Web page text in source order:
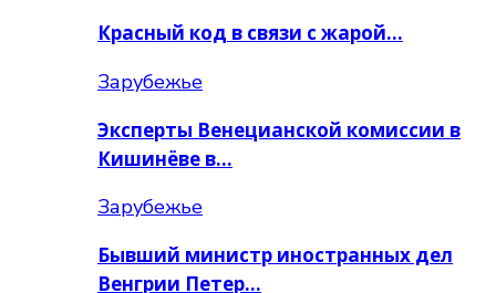
Красный код в связи с жарой…
Зарубежье
Эксперты Венецианской комиссии в
Кишинёве в…
Зарубежье
Бывший министр иностранных дел
Венгрии Петер…